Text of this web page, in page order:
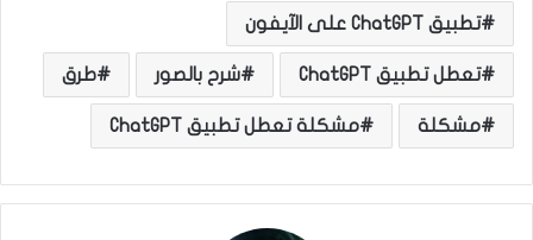
تطبيق ChatGPT على الآيفون
تعطل تطبيق ChatGPT شرح بالصور طرق
مشكلة مشكلة تعطل تطبيق ChatGPT